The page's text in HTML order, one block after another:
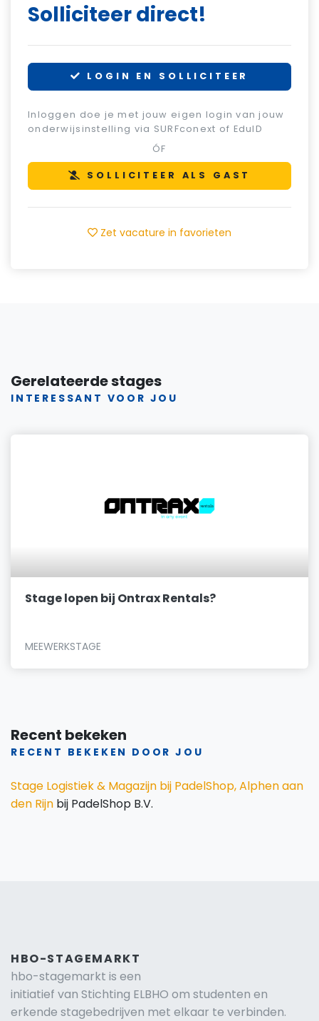
Solliciteer direct!
LOGIN EN SOLLICITEER
Inloggen doe je met jouw eigen login van jouw
onderwijsinstelling via SURFconext of EduID
ÓF
SOLLICITEER ALS GAST
Zet vacature in favorieten
Gerelateerde stages
INTERESSANT VOOR JOU
Stage lopen bij Ontrax Rentals?
MEEWERKSTAGE
Recent bekeken
RECENT BEKEKEN DOOR JOU
Stage Logistiek & Magazijn bij PadelShop, Alphen aan
den Rijn bij PadelShop B.V.
HBO-STAGEMARKT
hbo-stagemarkt is een
initiatief van Stichting ELBHO om studenten en
erkende stagebedrijven met elkaar te verbinden.